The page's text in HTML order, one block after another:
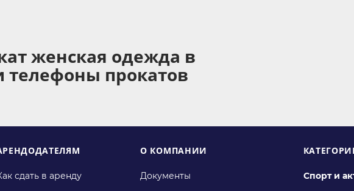
женская одежда в
телефоны прокатов
сдать в аренду
О КОМПАНИИ
Документы
Спорт и